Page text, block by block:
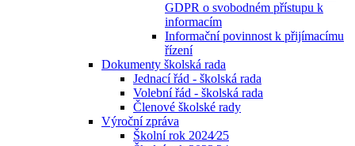
GDPR o svobodném přístupu k
informacím
Informační povinnost k přijímacímu
řízení
Dokumenty školská rada
Jednací řád - školská rada
Volební řád - školská rada
Členové školské rady
Výroční zpráva
Školní rok 2024⁄25